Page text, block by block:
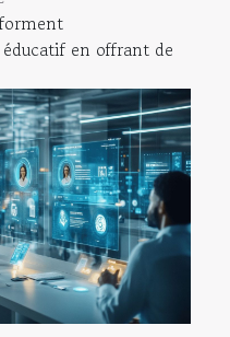
en offrant de